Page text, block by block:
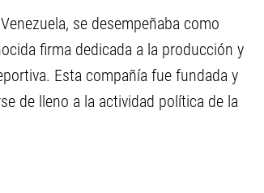
se desempeñaba como
firma dedicada a la producción y
Esta compañía fue fundada y
de lleno a la actividad política de la